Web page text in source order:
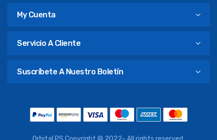
My Cuenta
Servicio A Cliente
Suscríbete A Nuestro Boletín